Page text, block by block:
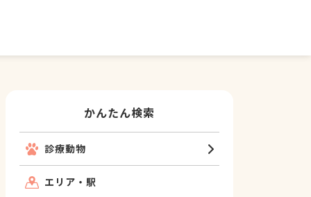
かんたん検索
診療動物
エリア・駅